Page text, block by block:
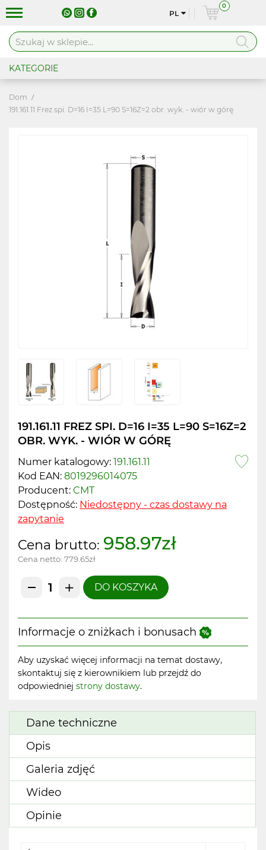
PL
0
KATEGORIE
Dom
191.161.11 Frez spi. D=16 I=35 L=90 S=16Z=2 obr. wyk. - wiór w górę
191.161.11 FREZ SPI. D=16 I=35 L=90 S=16Z=2
OBR. WYK. - WIÓR W GÓRĘ
Numer katalogowy: 191.161.11
Kod EAN: 8019296014075
Producent: CMT
Dostępność: Niedostępny - czas dostawy na
zapytanie
Cena brutto: 958.97zł
Cena netto: 779.65zł
DO KOSZYKA
Informacje o zniżkach i bonusach
Aby uzyskać więcej informacji na temat dostawy,
skontaktuj się z kierownikiem lub przejdź do
odpowiedniej strony dostawy.
Dane techniczne
Opis
Galeria zdjęć
Wideo
Opinie